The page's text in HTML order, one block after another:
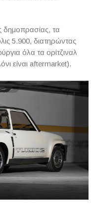
δημοπρασίας, τα
5.900, διατηρώντας
όλα τα ορίτζιναλ
είναι aftermarket).